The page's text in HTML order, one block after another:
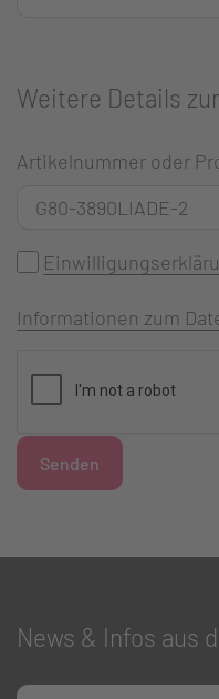
Weitere Details
Artikelnummer oder
Informationen zum
Senden
News & Infos aus